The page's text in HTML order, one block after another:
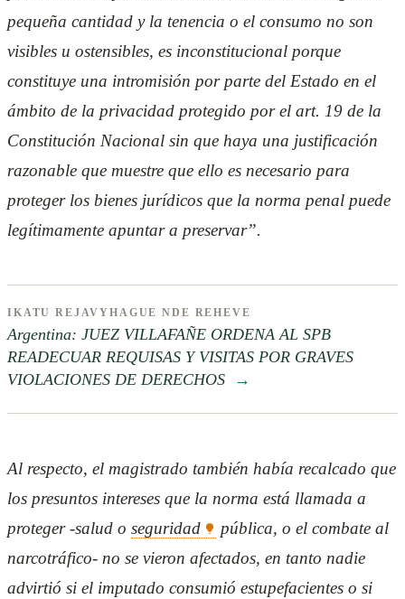
pequeña cantidad y la tenencia o el consumo no son
visibles u ostensibles, es inconstitucional porque
constituye una intromisión por parte del Estado en el
ámbito de la privacidad protegido por el art. 19 de la
Constitución Nacional sin que haya una justificación
razonable que muestre que ello es necesario para
proteger los bienes jurídicos que la norma penal puede
legítimamente apuntar a preservar”.
IKATU REJAVYHAGUE NDE REHEVE
Argentina: JUEZ VILLAFAÑE ORDENA AL SPB
READECUAR REQUISAS Y VISITAS POR GRAVES
VIOLACIONES DE DERECHOS
→
Al respecto, el magistrado también había recalcado que
los presuntos intereses que la norma está llamada a
proteger -salud o seguridad
pública, o el combate al
narcotráfico- no se vieron afectados, en tanto nadie
advirtió si el imputado consumió estupefacientes o si